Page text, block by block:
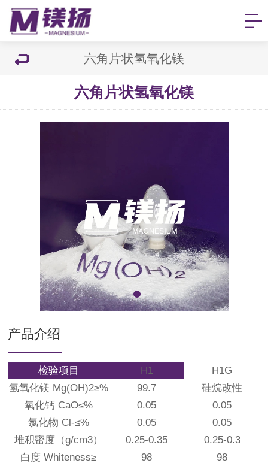
六角片状氢氧化镁
六角片状氢氧化镁
产品介绍
检验项目 H1
H1G
氢氧化镁 Mg(OH)2≥% 99.7
硅烷改性
氧化钙CaO≤% 0.05
0.05
氯化物 Cl-≤% 0.05
0.05
堆积密度 （g/cm3） 0.25-0.35
0.25-0.3
白度 Whiteness≥ 98
98